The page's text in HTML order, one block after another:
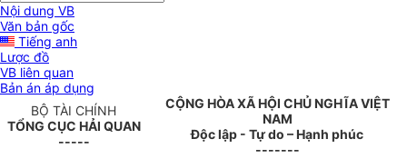
Nội dung VB
Văn bản gốc
Tiếng anh
Lược đồ
VB liên quan
Bản án áp dụng
BỘ TÀI CHÍNH
TỔNG CỤC HẢI QUAN
-----
CỘNG HÒA XÃ HỘI CHỦ NGHĨA VIỆT
NAM
Độc lập - Tự do – Hạnh phúc
-------